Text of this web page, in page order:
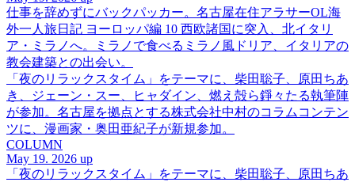
仕事を辞めずにバックパッカー。名古屋在住アラサーOL海
外一人旅日記 ヨーロッパ編 10 西欧諸国に突入、北イタリ
ア・ミラノへ。ミラノで食べるミラノ風ドリア、イタリアの
教会建築との出会い。
「夜のリラックスタイム」をテーマに、柴田聡子、原田ちあ
き、ジェーン・スー、ヒャダイン、燃え殻ら錚々たる執筆陣
が参加。名古屋を拠点とする株式会社中村のコラムコンテン
ツに、漫画家・奥田亜紀子が新規参加。
COLUMN
May 19. 2026 up
「夜のリラックスタイム」をテーマに、柴田聡子、原田ちあ